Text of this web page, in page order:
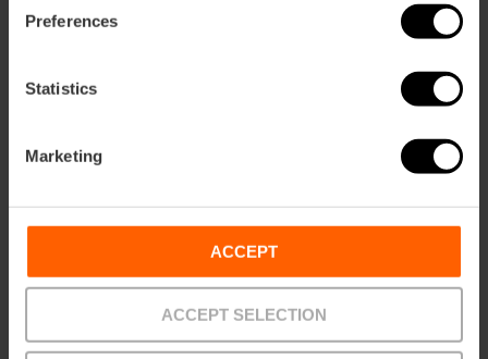
Preferences
Statistics
Marketing
ACCEPT
ACCEPT SELECTION